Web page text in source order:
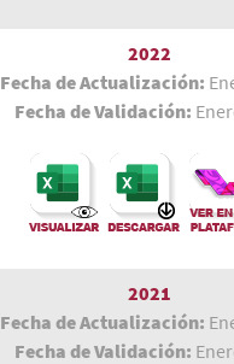
2022
Fecha de Actualización:
Fecha de Validación:
2021
Fecha de Actualización:
Fecha de Validación: